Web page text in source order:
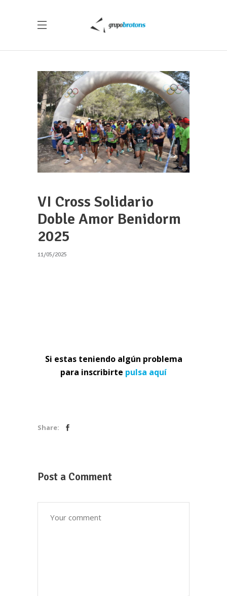
VI Cross Solidario
Doble Amor Benidorm
2025
11/05/2025
Si estas teniendo algún problema
para inscribirte pulsa aquí
Share:
Post a Comment